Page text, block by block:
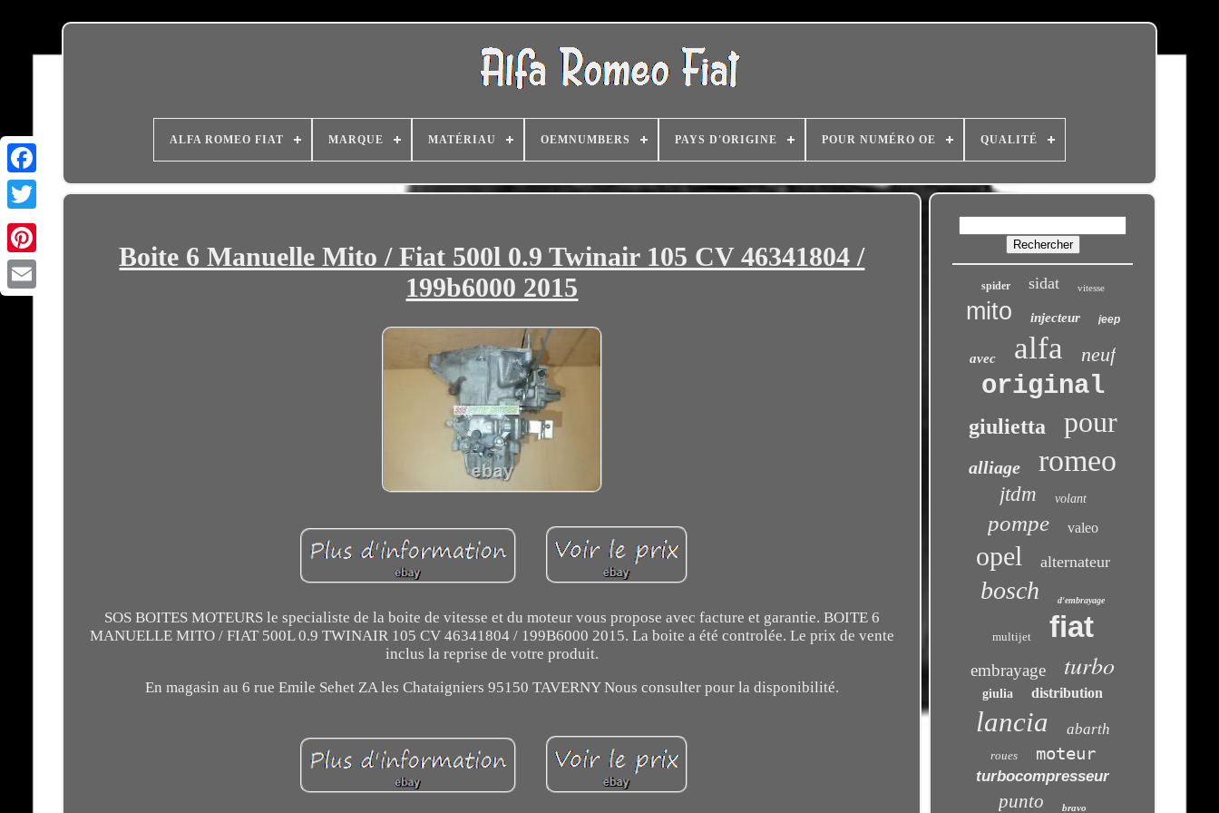
ALFA ROMEO FIAT MARQUE MATÉRIAU OEMNUMBERS PAYS D'ORIGINE POUR NUMÉRO OE QUALITÉ
Boite 6 Manuelle Mito / Fiat 500l 0.9 Twinair 105 CV 46341804 /
199b6000 2015
SOS BOITES MOTEURS le specialiste de la boite de vitesse et du moteur vous propose avec facture et garantie. BOITE 6
MANUELLE MITO / FIAT 500L 0.9 TWINAIR 105 CV 46341804 / 199B6000 2015. La boite a été controlée. Le prix de vente
inclus la reprise de votre produit.
En magasin au 6 rue Emile Sehet ZA les Chataigniers 95150 TAVERNY Nous consulter pour la disponibilité.
spider sidat vitesse
mito injecteur jeep
avec alfa neuf
original
giulietta pour
alliage romeo
jtdm volant
pompe valeo
opel alternateur
bosch d'embrayage
multijet fiat
embrayage turbo
giulia distribution
lancia abarth
roues moteur
turbocompresseur
punto bravo